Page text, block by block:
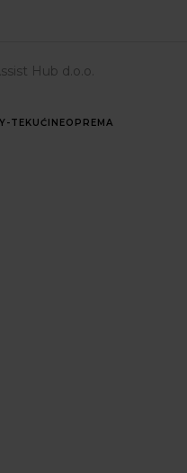
Hub d.o.o.
TEKUĆINEOPREMA